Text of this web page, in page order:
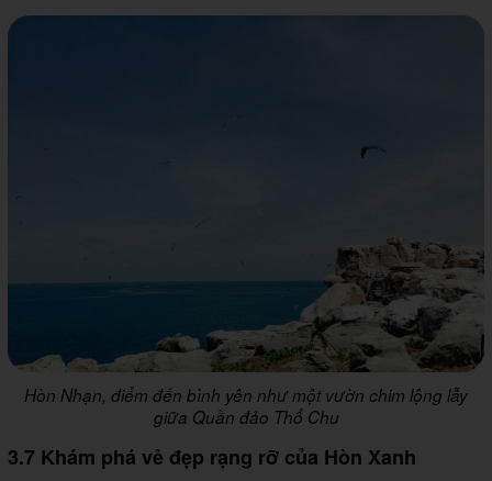
Hòn Nhạn, điểm đến bình yên như một vườn chim lộng lẫy
giữa Quần đảo Thổ Chu
3.7 Khám phá vẻ đẹp rạng rỡ của Hòn Xanh